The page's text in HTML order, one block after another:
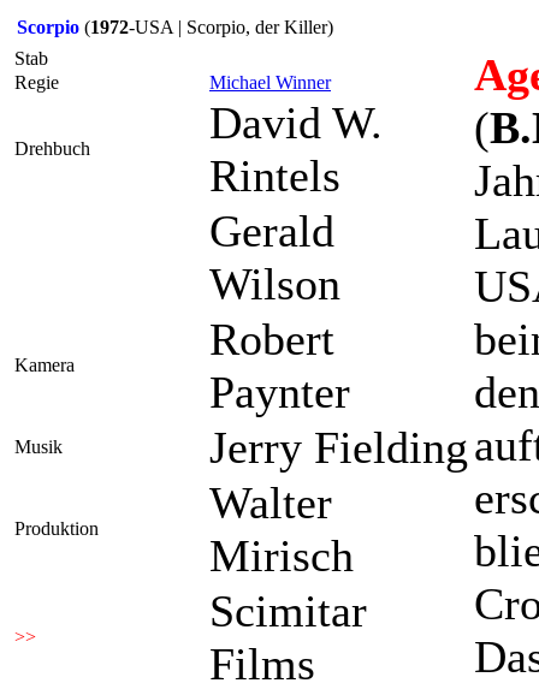
Scorpio (1972-USA | Scorpio, der Killer)
Stab
(
Regie Michael Winner
Drehbuch
David W.
Rintels
Gerald
Wilson
Kamera
Robert
Paynter
Musik Jerry Fielding
Produktion
Walter
Mirisch
>>
Scimitar
Films